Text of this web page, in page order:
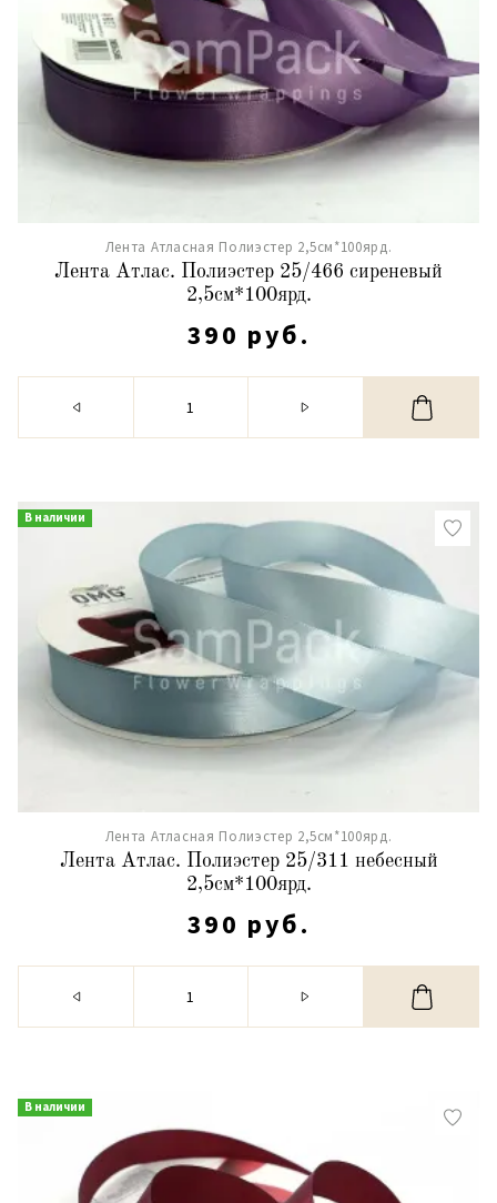
Лента Атласная Полиэстер 2,5см*100ярд.
Лента Атлас. Полиэстер 25/466 сиреневый
2,5см*100ярд.
390 руб.
В наличии
Лента Атласная Полиэстер 2,5см*100ярд.
Лента Атлас. Полиэстер 25/311 небесный
2,5см*100ярд.
390 руб.
В наличии